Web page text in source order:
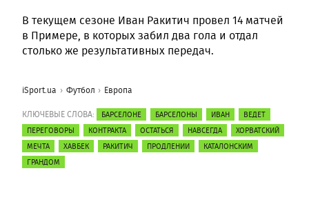
В текущем сезоне Иван Ракитич провел 14 матчей
в Примере, в которых забил два гола и отдал
столько же результативных передач.
iSport.ua Футбол Европа
КЛЮЧЕВЫЕ СЛОВА: БАРСЕЛОНЕ БАРСЕЛОНЫ ИВАН
ВЕДЕТ
ПЕРЕГОВОРЫ
КОНТРАКТА ОСТАТЬСЯ НАВСЕГДА
ХОРВАТСКИЙ
МЕЧТА
ХАВБЕК РАКИТИЧ ПРОДЛЕНИИ
КАТАЛОНСКИМ
ГРАНДОМ